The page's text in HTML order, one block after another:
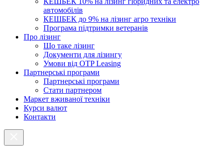
автомобілів
КЕШБЕК до 9% на лізинг агро техніки
Програма підтримки ветеранів
Про лізинг
Що таке лізинг
Документи для лізингу
Умови від OTP Leasing
Партнерські програми
Партнерські програми
Стати партнером
Маркет вживаної техніки
Курси валют
Контакти